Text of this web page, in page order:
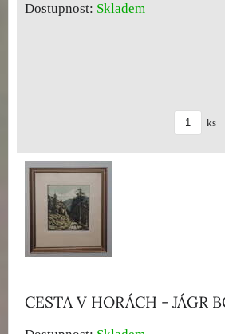
Dostupnost: Skladem
ks
CESTA V HORÁCH - JÁGR